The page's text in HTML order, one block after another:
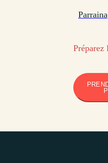
Préparez